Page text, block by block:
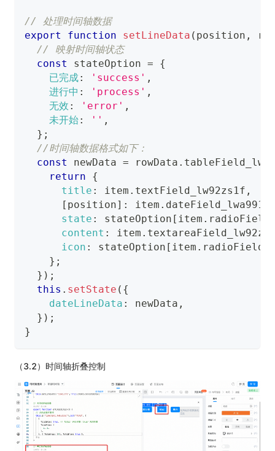
// 处理时间轴数据
export
function setLineData ( position ,
// 映射时间轴状态
const
stateOption =
{
已完成: 'success' ,
进行中 : 'process' ,
无效 : 'error' ,
未开始: '' ,
} ;
//时间轴数据格式如下：
const
newData = rowData .
return
{
title : item . textField_lw92zs1f ,
[ position] : item .
state : stateOption [ item .
content : item .
icon : stateOption [ item .
} ;
} ) ;
this . setState ( {
dateLineData : newData ,
} ) ;
}
（3.2）时间轴折叠控制